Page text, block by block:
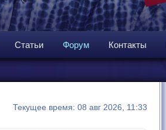
Статьи Форум Контакты
Текущее время: 08 авг 2026, 11:33